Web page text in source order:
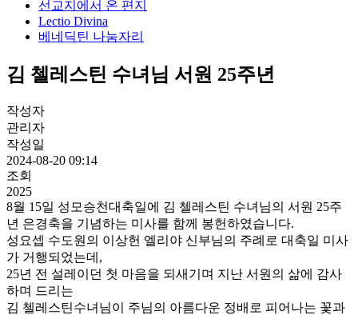
선교지에서 온 편지
Lectio Divina
베네딕틴 나눔자리
김 첼레스틴 수녀님 서원 25주년
작성자
관리자
작성일
2024-08-20 09:14
조회
2025
8월 15일 성모승천대축일에 김 첼레스틴 수녀님의 서원 25주
년 은경축을 기념하는 미사를 함께 봉헌하였습니다.
성요셉 수도원의 이상헌 엘리야 신부님의 주례로 대축일 미사
가 거행되었는데,
25년 전 설레이던 첫 마음을 되새기며 지난 서원의 삶에 감사
하며 드리는
김 첼레스틴수녀님이 주님의 아름다운 정배로 피어나는 꽃과